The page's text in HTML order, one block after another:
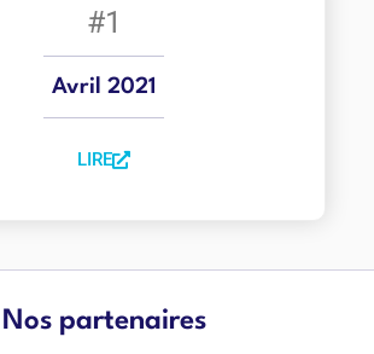
#1
Avril 2021
LIRE
Nos partenaires